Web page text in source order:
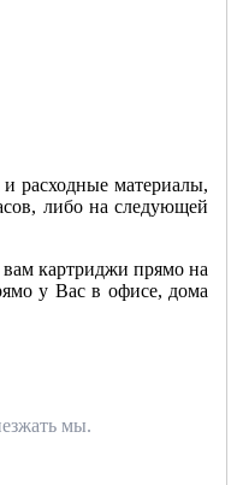
расходные материалы,
либо на следующей
картриджи прямо на
у Вас в офисе, дома
мы.